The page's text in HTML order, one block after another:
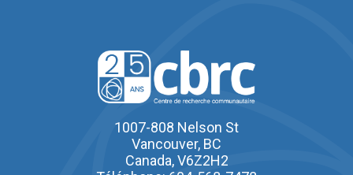
1007-808 Nelson St
Vancouver, BC
Canada, V6Z2H2